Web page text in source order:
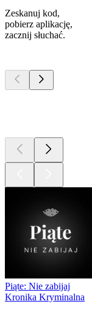
Zeskanuj kod,
pobierz aplikację,
zacznij słuchać.
Piąte: Nie zabijaj
Kronika Kryminalna